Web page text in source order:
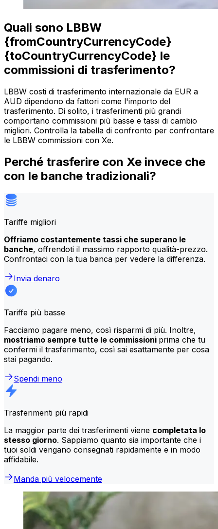
Quali sono LBBW
{fromCountryCurrencyCode}
{toCountryCurrencyCode} le
commissioni di trasferimento?
LBBW costi di trasferimento internazionale da EUR a
AUD dipendono da fattori come l'importo del
trasferimento. Di solito, i trasferimenti più grandi
comportano commissioni più basse e tassi di cambio
migliori. Controlla la tabella di confronto per confrontare
le LBBW commissioni con Xe.
Perché trasferire con Xe invece che
con le banche tradizionali?
Tariffe migliori
Offriamo costantemente tassi che superano le
banche, offrendoti il massimo rapporto qualità-prezzo.
Confrontaci con la tua banca per vedere la differenza.
Invia denaro
Tariffe più basse
Facciamo pagare meno, così risparmi di più. Inoltre,
mostriamo sempre tutte le commissioni prima che tu
confermi il trasferimento, così sai esattamente per cosa
stai pagando.
Spendi meno
Trasferimenti più rapidi
La maggior parte dei trasferimenti viene completata lo
stesso giorno. Sappiamo quanto sia importante che i
tuoi soldi vengano consegnati rapidamente e in modo
affidabile.
Manda più velocemente